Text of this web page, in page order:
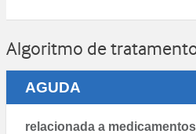
Algoritmo de
AGUDA
relacionada a medicamentos